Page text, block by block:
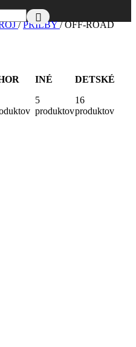
/ PRILBY/ OFF-ROAD
INÉ
5
produktov
DETSKÉ
16
produktov